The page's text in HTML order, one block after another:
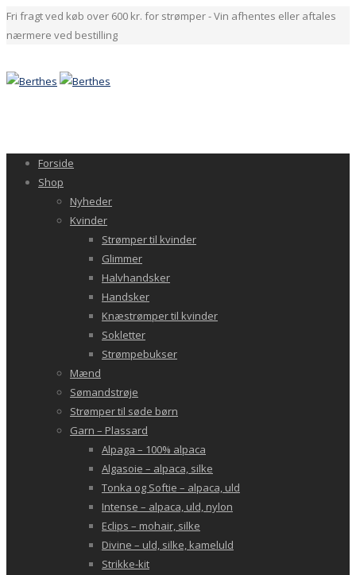
Fri fragt ved køb over 600 kr. for strømper - Vin afhentes eller aftales
nærmere ved bestilling
Forside
Shop
Nyheder
Kvinder
Strømper til kvinder
Glimmer
Halvhandsker
Handsker
Knæstrømper til kvinder
Sokletter
Strømpebukser
Mænd
Sømandstrøje
Strømper til søde børn
Garn – Plassard
Alpaga – 100% alpaca
Algasoie – alpaca, silke
Tonka og Softie – alpaca, uld
Intense – alpaca, uld, nylon
Eclips – mohair, silke
Divine – uld, silke, kameluld
Strikke-kit